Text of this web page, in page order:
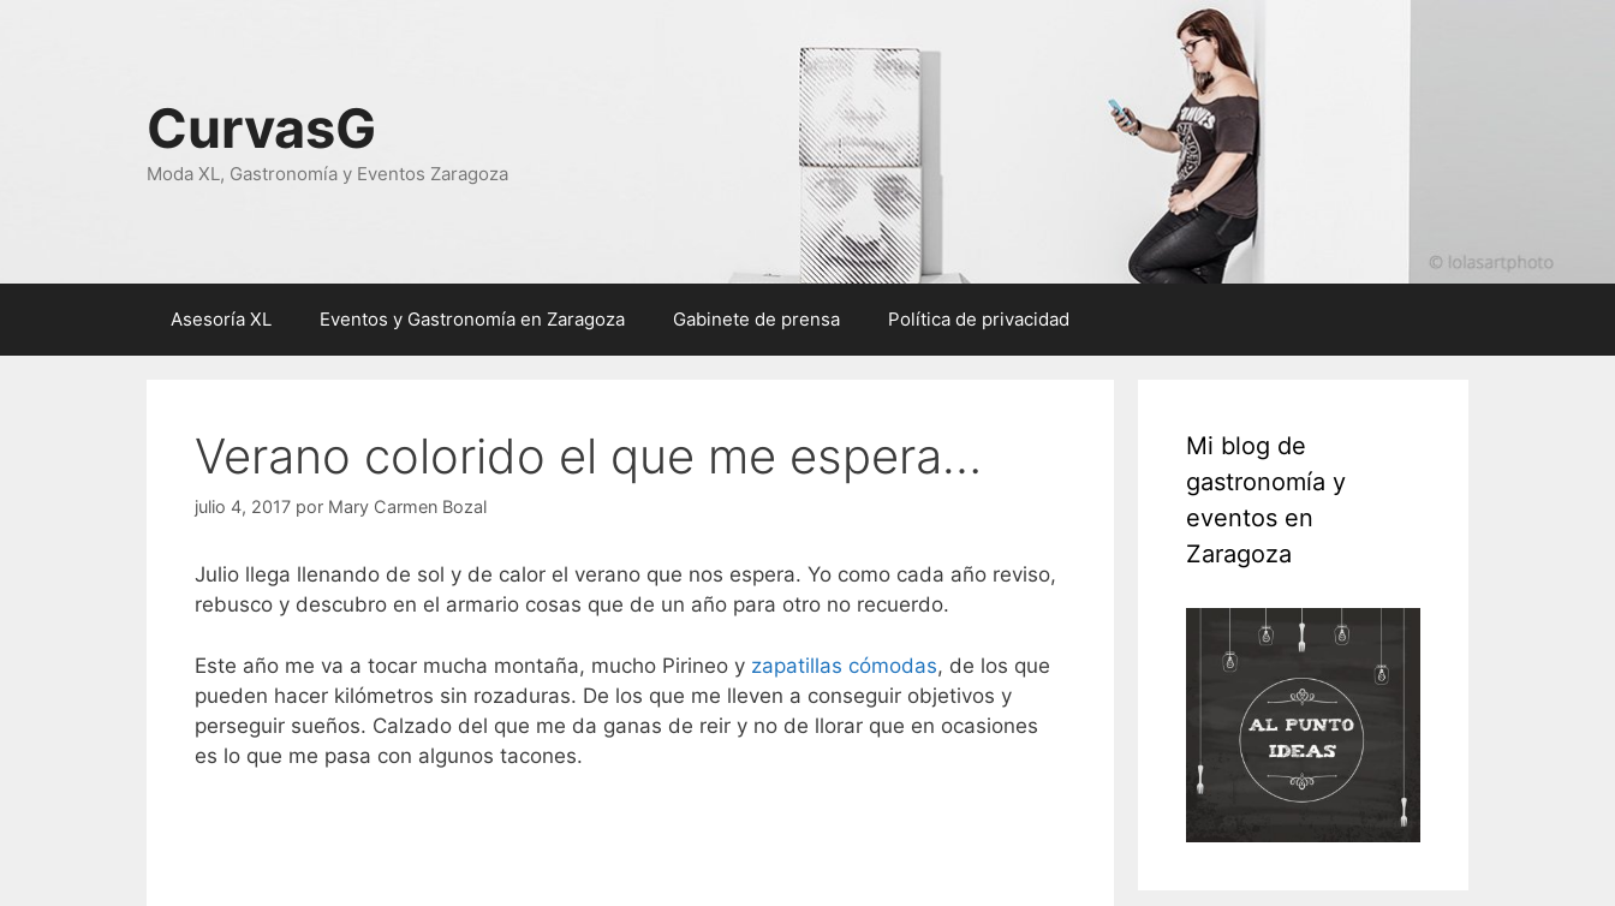
CurvasG
Moda XL, Gastronomía y Eventos Zaragoza
Asesoría XL Eventos y Gastronomía en Zaragoza Gabinete de prensa Política de privacidad
Verano colorido el que me espera…
julio 4, 2017 por Mary Carmen Bozal
Julio llega llenando de sol y de calor el verano que nos espera. Yo como cada año reviso,
rebusco y descubro en el armario cosas que de un año para otro no recuerdo.
Este año me va a tocar mucha montaña, mucho Pirineo y zapatillas cómodas, de los que
pueden hacer kilómetros sin rozaduras. De los que me lleven a conseguir objetivos y
perseguir sueños. Calzado del que me da ganas de reir y no de llorar que en ocasiones
es lo que me pasa con algunos tacones.
Mi blog de
gastronomía y
eventos en
Zaragoza